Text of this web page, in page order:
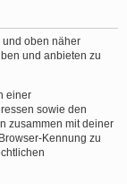
und oben näher
und anbieten zu
einer
sowie den
zusammen mit deiner
Kennung zu